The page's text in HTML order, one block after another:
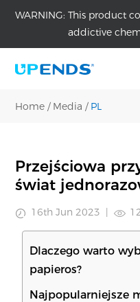
WARNING:This product
addictive
Home / Media / PL
Przejściowa
świat
16th Jun 2023
Dlaczego warto
papieros?
Najpopularniejsze